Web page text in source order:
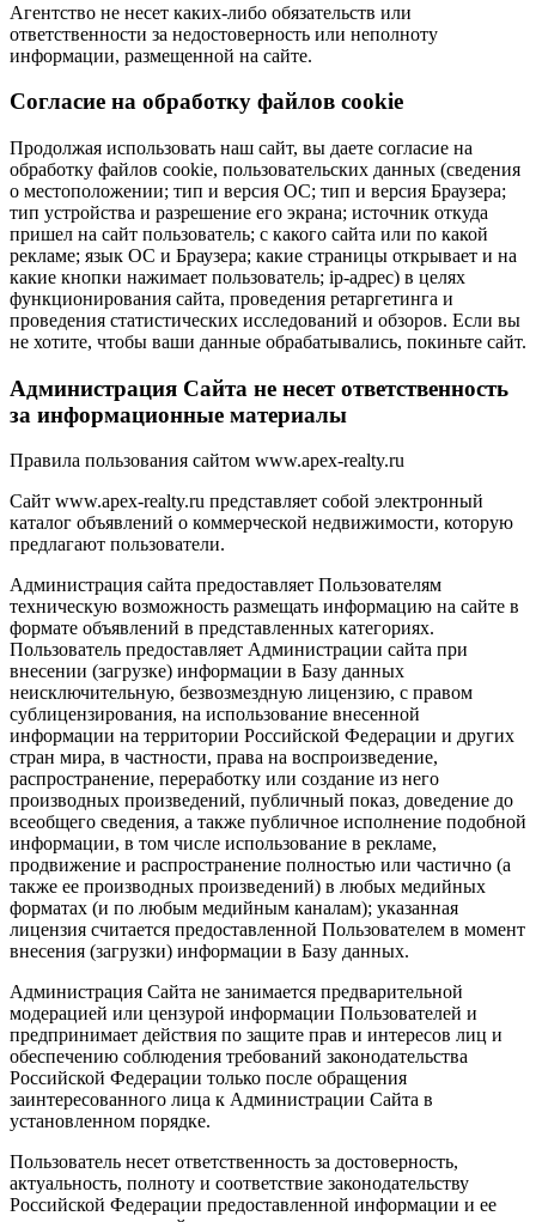
Агентство не несет каких-либо обязательств или
ответственности за недостоверность или неполноту
информации, размещенной на сайте.
Cогласие на обработку файлов cookie
Продолжая использовать наш сайт, вы даете согласие на
обработку файлов cookie, пользовательских данных (сведения
о местоположении; тип и версия ОС; тип и версия Браузера;
тип устройства и разрешение его экрана; источник откуда
пришел на сайт пользователь; с какого сайта или по какой
рекламе; язык ОС и Браузера; какие страницы открывает и на
какие кнопки нажимает пользователь; ip-адрес) в целях
функционирования сайта, проведения ретаргетинга и
проведения статистических исследований и обзоров. Если вы
не хотите, чтобы ваши данные обрабатывались, покиньте сайт.
Администрация Сайта не несет ответственность
за информационные материалы
Правила пользования сайтом www.apex-realty.ru
Сайт www.apex-realty.ru представляет собой электронный
каталог объявлений о коммерческой недвижимости, которую
предлагают пользователи.
Администрация сайта предоставляет Пользователям
техническую возможность размещать информацию на сайте в
формате объявлений в представленных категориях.
Пользователь предоставляет Администрации сайта при
внесении (загрузке) информации в Базу данных
неисключительную, безвозмездную лицензию, с правом
сублицензирования, на использование внесенной
информации на территории Российской Федерации и других
стран мира, в частности, права на воспроизведение,
распространение, переработку или создание из него
производных произведений, публичный показ, доведение до
всеобщего сведения, а также публичное исполнение подобной
информации, в том числе использование в рекламе,
продвижение и распространение полностью или частично (а
также ее производных произведений) в любых медийных
форматах (и по любым медийным каналам); указанная
лицензия считается предоставленной Пользователем в момент
внесения (загрузки) информации в Базу данных.
Администрация Сайта не занимается предварительной
модерацией или цензурой информации Пользователей и
предпринимает действия по защите прав и интересов лиц и
обеспечению соблюдения требований законодательства
Российской Федерации только после обращения
заинтересованного лица к Администрации Сайта в
установленном порядке.
Пользователь несет ответственность за достоверность,
актуальность, полноту и соответствие законодательству
Российской Федерации предоставленной информации и ее